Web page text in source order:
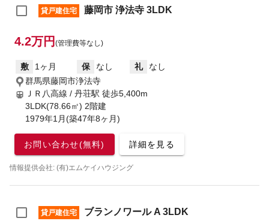
貸戸建住宅 藤岡市 浄法寺 3LDK
4.2万円 (管理費等なし)
敷 1ヶ月 保 なし 礼
なし
群馬県藤岡市浄法寺
ＪＲ八高線 / 丹荘駅 徒歩5,400m
3LDK(78.66㎡) 2階建
1979年1月(築47年8ヶ月)
お問い合わせ(無料) 詳細を見る
情報提供会社: (有)エムケイハウジング
貸戸建住宅 ブランノワール A 3LDK